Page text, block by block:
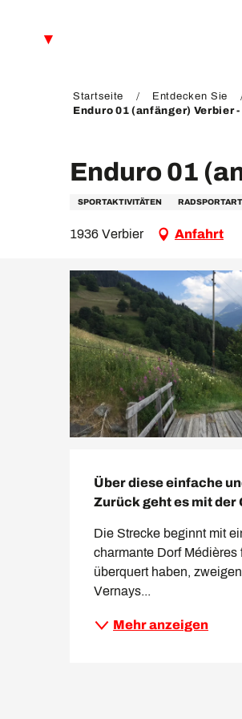
Startseite Entdecken Sie
Enduro 01 (anfänger) Verbier
Enduro 01
SPORTAKTIVITÄTEN
1936 Verbier Anfahrt
Über diese einfache
Zurück geht es mit der
Die Strecke beginnt mit
charmante Dorf
überquert haben,
Vernays...
Mehr anzeigen